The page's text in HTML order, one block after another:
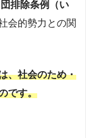
排除条例（い
会的勢力との関
、社会のため・
です。